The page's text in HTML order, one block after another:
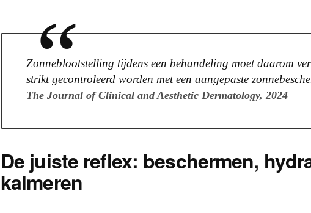
“
Zonneblootstelling tijdens een behandeling moet daarom
strikt gecontroleerd worden met een aangepaste
The Journal of Clinical and Aesthetic Dermatology, 2024
De juiste reflex: beschermen,
kalmeren